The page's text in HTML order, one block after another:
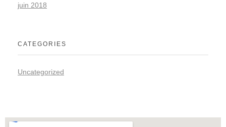
juin 2018
CATEGORIES
Uncategorized